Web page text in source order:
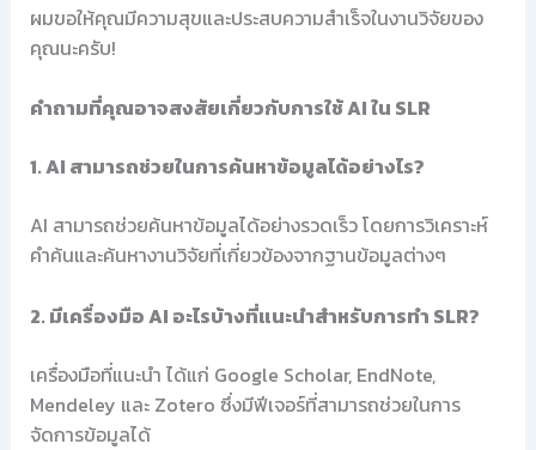
ผมขอให้คุณมีความสุขและประสบความสำเร็จในงานวิจัยของ
คุณนะครับ!
คำถามที่คุณอาจสงสัยเกี่ยวกับการใช้ AI ใน SLR
1. AI สามารถช่วยในการค้นหาข้อมูลได้อย่างไร?
AI สามารถช่วยค้นหาข้อมูลได้อย่างรวดเร็ว โดยการวิเคราะห์
คำค้นและค้นหางานวิจัยที่เกี่ยวข้องจากฐานข้อมูลต่างๆ
2. มีเครื่องมือ AI อะไรบ้างที่แนะนำสำหรับการทำ SLR?
เครื่องมือที่แนะนำ ได้แก่ Google Scholar, EndNote,
Mendeley และ Zotero ซึ่งมีฟีเจอร์ที่สามารถช่วยในการ
จัดการข้อมูลได้